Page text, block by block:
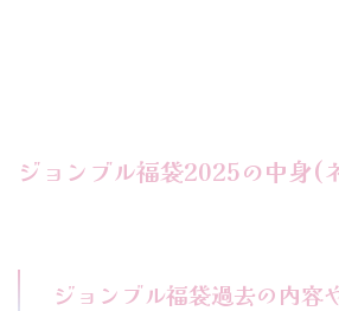
ジョンブル福袋2025の中身(
ジョンブル福袋過去の内容